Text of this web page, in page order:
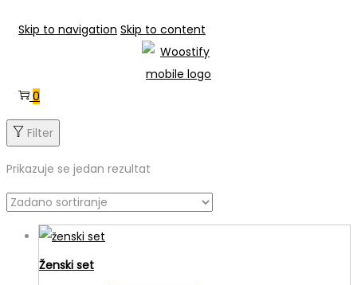
Skip to navigation Skip to content
0
Filter
Prikazuje se jedan rezultat
Ženski set